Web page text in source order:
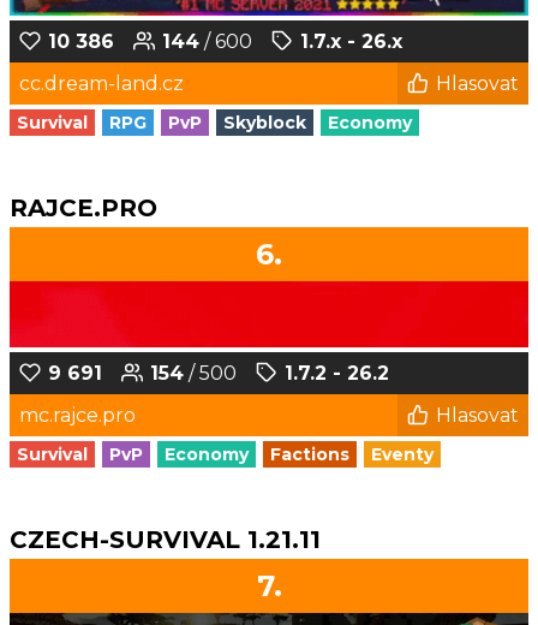
10 386 144 / 600
1.7.x - 26.x
cc.dream-land.cz
Hlasovat
Survival RPG PvP Skyblock Economy
RAJCE.PRO
6.
9 691 154 / 500
1.7.2 - 26.2
mc.rajce.pro
Hlasovat
Survival PvP Economy Factions Eventy
CZECH-SURVIVAL 1.21.11
7.